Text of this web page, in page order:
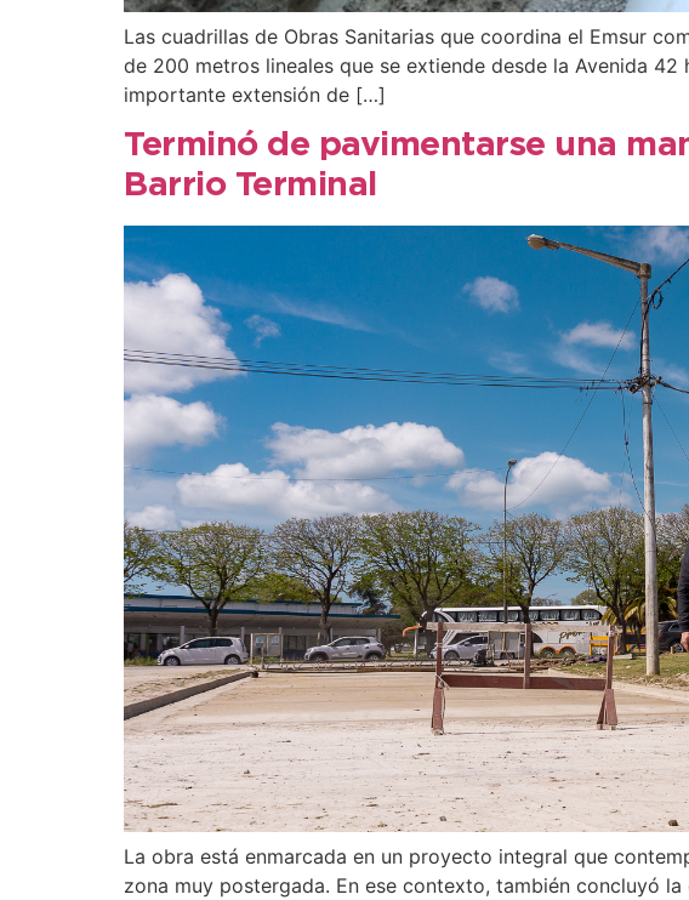
Las cuadrillas de Obras Sanitarias que coordina el Emsur
de 200 metros lineales que se extiende desde la Avenida
importante extensión de […]
Terminó de pavimentarse una
Barrio Terminal
La obra está enmarcada en un proyecto integral que
zona muy postergada. En ese contexto, también concluyó